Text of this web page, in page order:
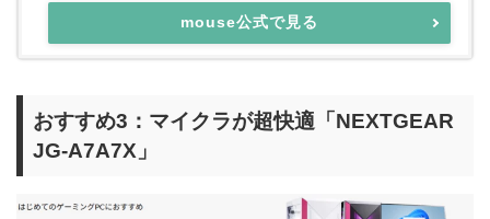
mouse公式で見る
おすすめ3：マイクラが超快適「NEXTGEAR
JG-A7A7X」